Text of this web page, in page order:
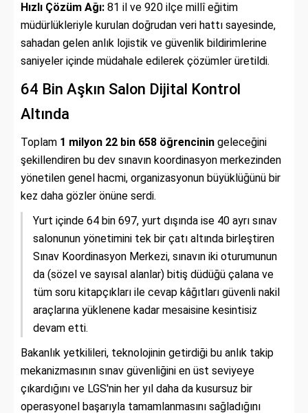
Hızlı Çözüm Ağı: 81 il ve 920 ilçe millî eğitim
müdürlükleriyle kurulan doğrudan veri hattı sayesinde,
sahadan gelen anlık lojistik ve güvenlik bildirimlerine
saniyeler içinde müdahale edilerek çözümler üretildi.
64 Bin Aşkın Salon Dijital Kontrol
Altında
Toplam 1 milyon 22 bin 658 öğrencinin geleceğini
şekillendiren bu dev sınavın koordinasyon merkezinden
yönetilen genel hacmi, organizasyonun büyüklüğünü bir
kez daha gözler önüne serdi.
Yurt içinde 64 bin 697, yurt dışında ise 40 ayrı sınav
salonunun yönetimini tek bir çatı altında birleştiren
Sınav Koordinasyon Merkezi, sınavın iki oturumunun
da (sözel ve sayısal alanlar) bitiş düdüğü çalana ve
tüm soru kitapçıkları ile cevap kâğıtları güvenli nakil
araçlarına yüklenene kadar mesaisine kesintisiz
devam etti.
Bakanlık yetkilileri, teknolojinin getirdiği bu anlık takip
mekanizmasının sınav güvenliğini en üst seviyeye
çıkardığını ve LGS'nin her yıl daha da kusursuz bir
operasyonel başarıyla tamamlanmasını sağladığını